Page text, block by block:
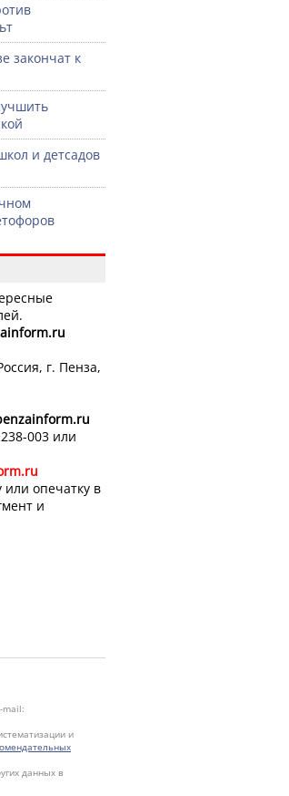
закончат к
и детсадов
г. Пенза,
003 или
опечатку в
и
mail:
и
данных в